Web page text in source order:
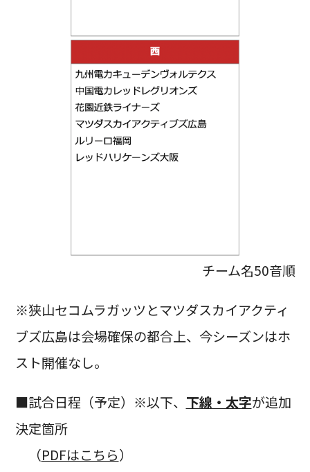
チーム名50音順
※狭山セコムラガッツとマツダスカイアクティ
ブズ広島は会場確保の都合上、今シーズンはホ
スト開催なし。
■試合日程（予定）※以下、 下線・太字が追加
決定箇所
（PDFはこちら）